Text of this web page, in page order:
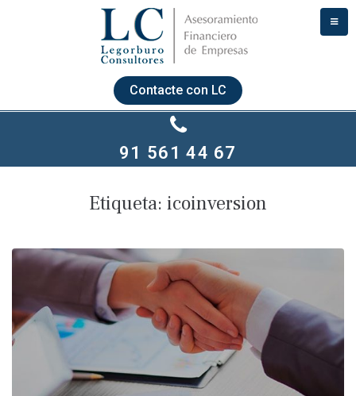
Contacte con LC
91 561 44 67
Etiqueta: icoinversion